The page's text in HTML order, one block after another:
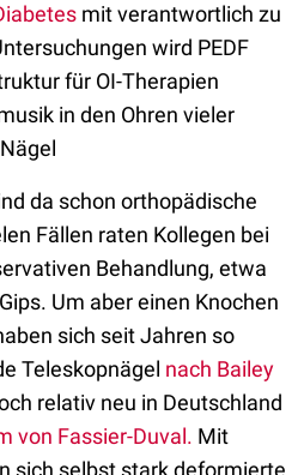
mit verantwortlich zu
wird PEDF
für OI-Therapien
in den Ohren vieler
da schon orthopädische
Fällen raten Kollegen bei
Behandlung, etwa
Um aber einen Knochen
sich seit Jahren so
Teleskopnägel nach Bailey
relativ neu in Deutschland
von Fassier-Duval. Mit
sich selbst stark deformierte